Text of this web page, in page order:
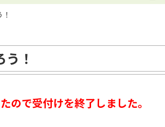
！
ので受付けを終了しました。